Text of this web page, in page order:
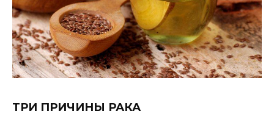
ТРИ ПРИЧИНЫ РАКА